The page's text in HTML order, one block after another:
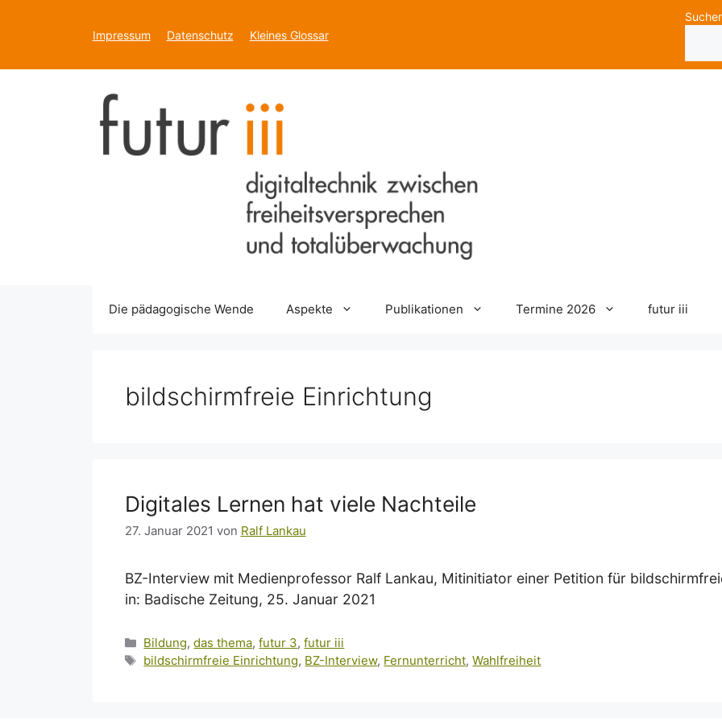
Impressum Datenschutz Kleines Glossar
Die pädagogische Wende Aspekte Publikationen Termine 2026 futur iii
bildschirmfreie Einrichtung
Digitales Lernen hat viele Nachteile
27. Januar 2021 von Ralf Lankau
BZ-Interview mit Medienprofessor Ralf Lankau, Mitinitiator einer Petition für
in: Badische Zeitung, 25. Januar 2021
Kategorien
Bildung,das thema,futur 3,futur iii
Schlagwörter
bildschirmfreie Einrichtung, BZ-Interview, Fernunterricht,Wahlfreiheit